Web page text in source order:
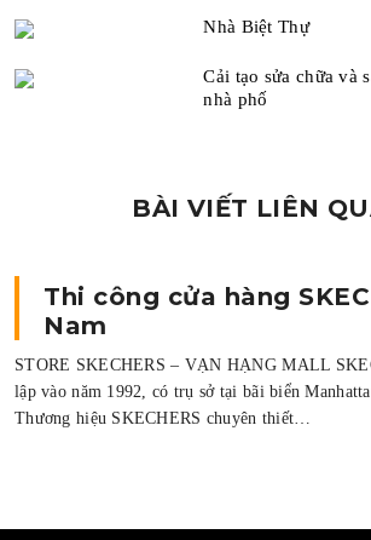
Nhà Biệt Thự
Cải tạo sửa chữa và
nhà phố
BÀI VIẾT LIÊN
Thi công cửa hàng
Nam
STORE SKECHERS – VẠN HẠNG MALL
lập vào năm 1992, có trụ sở tại bãi biển
Thương hiệu SKECHERS chuyên thiết…